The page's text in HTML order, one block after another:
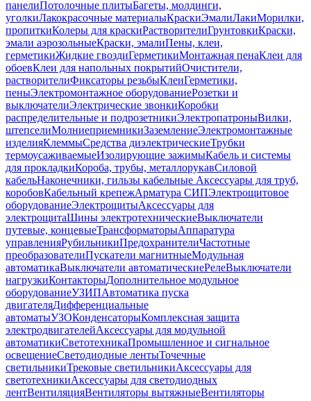
панелиПотолочные плитыБагеты, молдинги,
уголкиЛакокрасочные материалыКраскиЭмалиЛакиМорилки,
пропиткиКолеры для краскиРастворителиГрунтовкиКраски,
эмали аэрозольныеКраски, эмалиПены, клеи,
герметикиЖидкие гвоздиГерметикиМонтажная пенаКлеи для
обоевКлеи для напольных покрытийОчистители,
растворителиФиксаторы резьбыКлеиГерметики,
пеныЭлектромонтажное оборудованиеРозетки и
выключателиЭлектрические звонкиКоробки
распределительные и подрозетникиЭлектропатроныВилки,
штепселиМолниеприемникиЗаземлениеЭлектромонтажные
изделияКлеммыСредства диэлектрическиеТрубки
термоусаживаемыеИзолирующие зажимыКабель и системы
для прокладкиКороба, трубы, металлорукавСиловой
кабельНаконечники, гильзы кабельные Аксессуары для труб,
коробовКабельный крепежАрматура СИПЭлектрощитовое
оборудованиеЭлектрощитыАксессуары для
электрощитаШины электротехническиеВыключатели
путевые, концевыеТрансформаторыАппаратура
управленияРубильникиПредохранителиЧастотные
преобразователиПускатели магнитныеМодульная
автоматикаВыключатели автоматическиеРелеВыключатели
нагрузкиКонтакторыДополнительное модульное
оборудованиеУЗИПАвтоматика пуска
двигателяДифференциальные
автоматыУЗОКонденсаторыКомплексная защита
электродвигателейАксессуары для модульной
автоматикиСветотехникаПромышленное и сигнальное
освещениеСветодиодные лентыТочечные
светильникиТрековые светильникиАксессуары для
светотехникиАксессуары для светодиодных
лентВентиляцияВентиляторы вытяжныеВентиляторы